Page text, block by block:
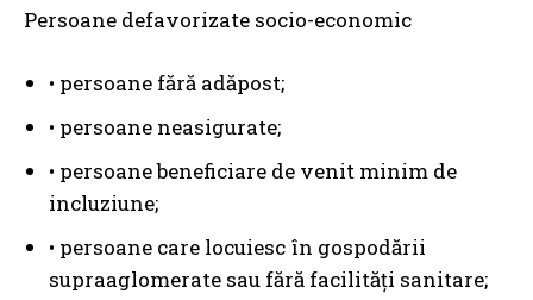
Persoane defavorizate socio-economic
• persoane fără adăpost;
• persoane neasigurate;
• persoane beneficiare de venit minim de
incluziune;
• persoane care locuiesc în gospodării
supraaglomerate sau fără facilități sanitare;